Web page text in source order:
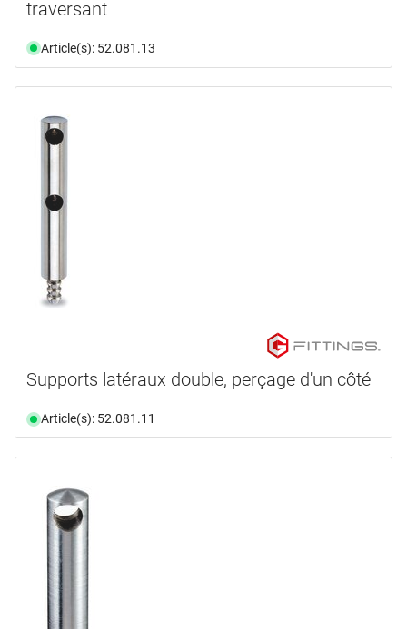
traversant
Article(s): 52.081.13
Supports latéraux double, perçage d'un côté
Article(s): 52.081.11